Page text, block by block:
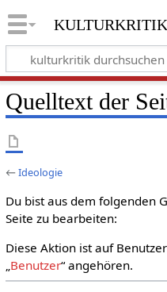
kulturkritik
Quelltext der
←Ideologie
Du bist aus dem folgenden
Seite zu bearbeiten:
Diese Aktion ist auf
„Benutzer“ angehören.